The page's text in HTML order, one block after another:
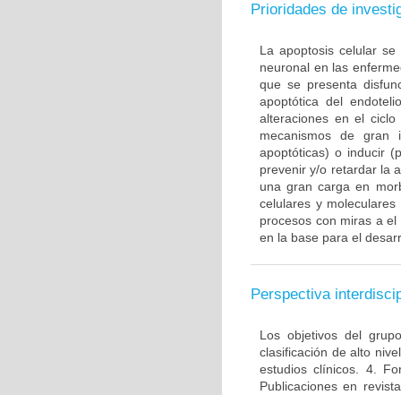
Prioridades de
La apoptosis celular
neuronal en las
que se presenta
apoptótica del
alteraciones en el
mecanismos de gran
apoptóticas) o inducir
prevenir y/o retardar la
una gran carga en
celulares y
procesos con miras a
en la base para el
Perspectiva
Los objetivos del
clasificación de alto
estudios clínicos. 4.
Publicaciones en